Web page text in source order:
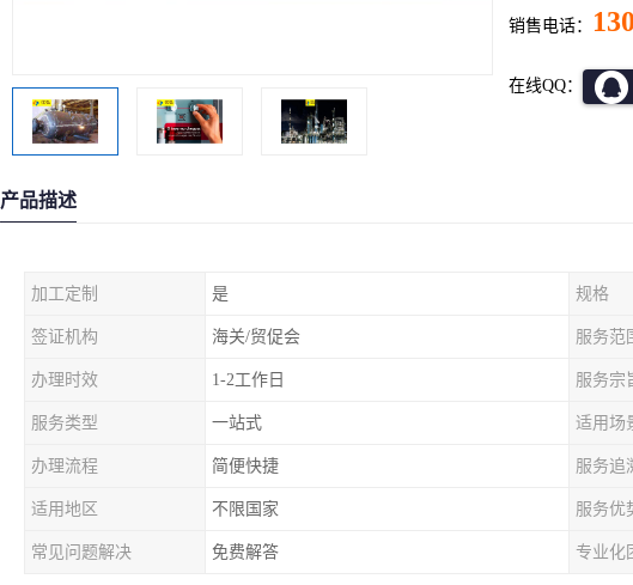
销售电话：
在线QQ：
产品描述
加工定制 是 规格
签证机构 海关/贸促会 服务范
办理时效 1-2工作日 服务宗
服务类型 一站式 适用场
办理流程 简便快捷 服务追
适用地区 不限国家 服务优
常见问题解决 免费解答 专业化